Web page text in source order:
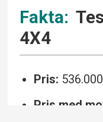
4X4
Pris: 536
Pris med